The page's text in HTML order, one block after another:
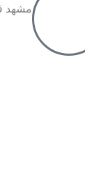
مشهد